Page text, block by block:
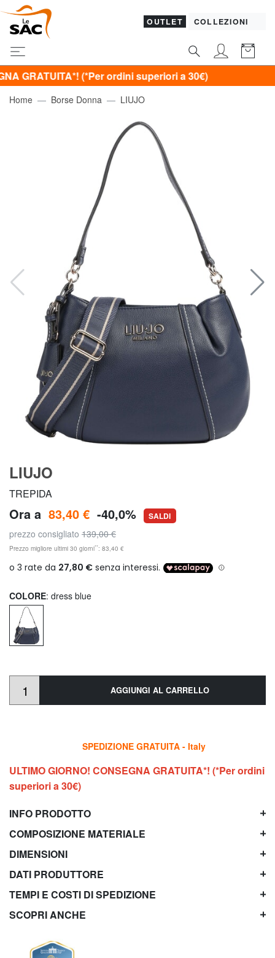
OUTLET COLLEZIONI
(*Per ordini superiori a 30€)
Home Borse Donna LIUJO
LIUJO
TREPIDA
Ora a 83,40 € -40,0% SALDI
prezzo consigliato 139,00 €
Prezzo migliore ultimi 30 giorni**: 83,40 €
COLORE: dress blue
AGGIUNGI AL CARRELLO
SPEDIZIONE GRATUITA - Italy
ULTIMO GIORNO! CONSEGNA GRATUITA*! (*Per ordini
superiori a 30€)
INFO PRODOTTO
COMPOSIZIONE MATERIALE
DIMENSIONI
DATI PRODUTTORE
TEMPI E COSTI DI SPEDIZIONE
SCOPRI ANCHE